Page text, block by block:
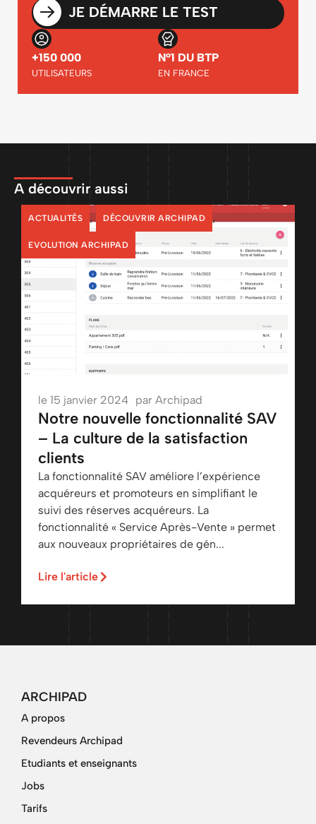
JE DÉMARRE LE TEST
+150 000
UTILISATEURS
N°1 DU BTP
EN FRANCE
A découvrir aussi
ACTUALITÉS , DÉCOUVRIR ARCHIPAD ,
EVOLUTION ARCHIPAD
le 15 janvier 2024 par Archipad
Notre nouvelle fonctionnalité SAV
– La culture de la satisfaction
clients
La fonctionnalité SAV améliore l’expérience
acquéreurs et promoteurs en simplifiant le
suivi des réserves acquéreurs. La
fonctionnalité « Service Après-Vente » permet
aux nouveaux propriétaires de gén...
Lire l'article
ARCHIPAD
A propos
Revendeurs Archipad
Etudiants et enseignants
Jobs
Tarifs